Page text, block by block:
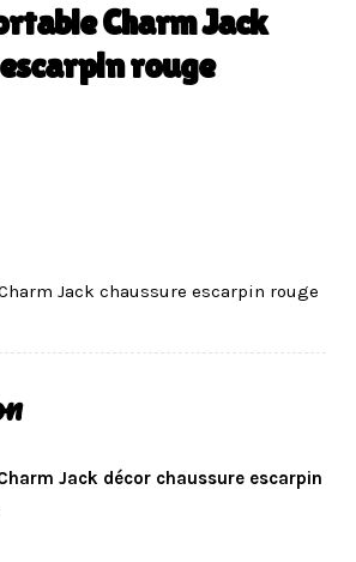
Charm Jack
rouge
Jack chaussure escarpin rouge
Jack décor chaussure escarpin